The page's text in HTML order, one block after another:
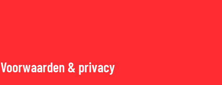
Voorwaarden & privacy